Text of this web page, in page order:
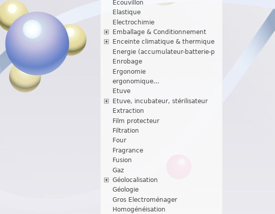
Ecouvillon
Elastique
Electrochimie
Emballage & Conditionnement
Enceinte climatique & thermique
Energie (accumulateur-batterie-p
Enrobage
Ergonomie
ergonomique...
Etuve
Etuve, incubateur, stérilisateur
Extraction
Film protecteur
Filtration
Four
Fragrance
Fusion
Gaz
Géolocalisation
Géologie
Gros Electroménager
Homogénéisation